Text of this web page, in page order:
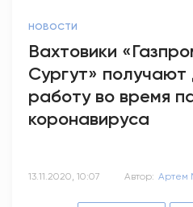
НОВОСТИ
Вахтовики
Сургут» получают
работу во время
коронавируса
13.11.2020, 10:07 Автор: Артем